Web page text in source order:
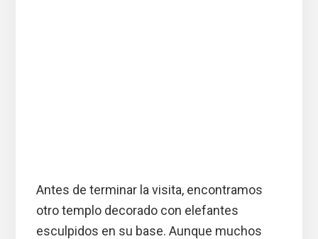
Antes de terminar la visita, encontramos
otro templo decorado con elefantes
esculpidos en su base. Aunque muchos